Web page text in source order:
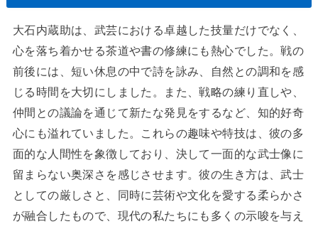
大石内蔵助は、武芸における卓越した技量だけでなく、
心を落ち着かせる茶道や書の修練にも熱心でした。戦の
前後には、短い休息の中で詩を詠み、自然との調和を感
じる時間を大切にしました。また、戦略の練り直しや、
仲間との議論を通じて新たな発見をするなど、知的好奇
心にも溢れていました。これらの趣味や特技は、彼の多
面的な人間性を象徴しており、決して一面的な武士像に
留まらない奥深さを感じさせます。彼の生き方は、武士
としての厳しさと、同時に芸術や文化を愛する柔らかさ
が融合したもので、現代の私たちにも多くの示唆を与え